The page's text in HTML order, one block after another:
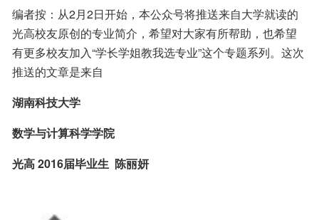
编者按：从2月2日开始，本公众号将推送来自大学就读的
光高校友原创的专业简介，希望对大家有所帮助，也希望
有更多校友加入“学长学姐教我选专业”这个专题系列。这次
推送的文章是来自
湖南科技大学
数学与计算科学学院
光高 2016届毕业生  陈丽妍